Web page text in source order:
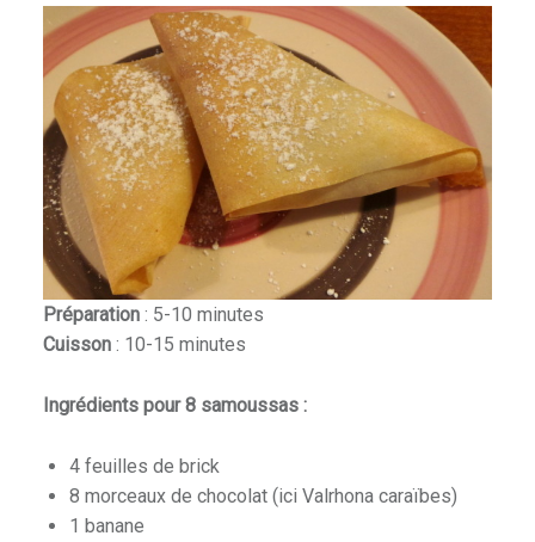
Préparation: 5-10 minutes
Cuisson: 10-15 minutes
Ingrédients pour 8 samoussas :
4 feuilles de brick
8 morceaux de chocolat (ici Valrhona caraïbes)
1 banane